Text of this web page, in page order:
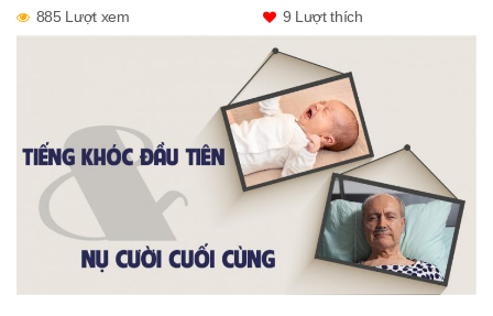
885 Lượt xem 9 Lượt thích